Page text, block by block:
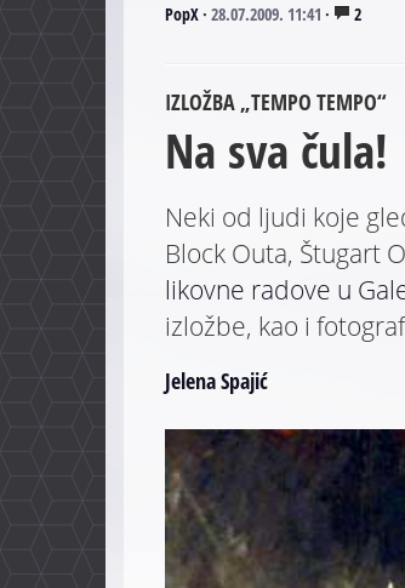
PopX· 28.07.2009. 11:41 · 2
IZLOŽBA „TEMPO TEMPO“
Na sva čula!
Neki od ljudi koje
Block Outa, Štugart
likovne radove u
izložbe, kao i
Jelena Spajić